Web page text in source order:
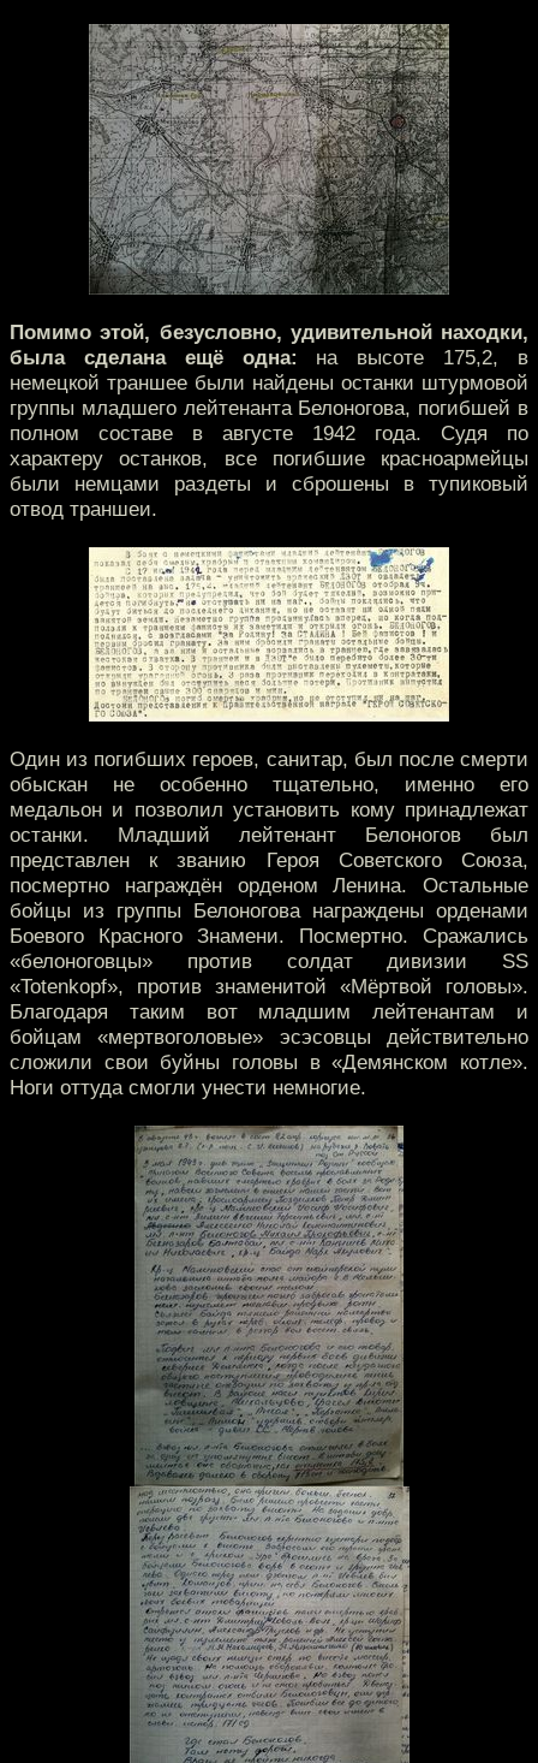
Помимо этой, безусловно, удивительной находки,
была сделана ещё одна: на высоте 175,2, в
немецкой траншее были найдены останки штурмовой
группы младшего лейтенанта Белоногова, погибшей в
полном составе в августе 1942 года. Судя по
характеру останков, все погибшие красноармейцы
были немцами раздеты и сброшены в тупиковый
отвод траншеи.
Один из погибших героев, санитар, был после смерти
обыскан не особенно тщательно, именно его
медальон и позволил установить кому принадлежат
останки. Младший лейтенант Белоногов был
представлен к званию Героя Советского Союза,
посмертно награждён орденом Ленина. Остальные
бойцы из группы Белоногова награждены орденами
Боевого Красного Знамени. Посмертно. Сражались
«белоноговцы» против солдат дивизии SS
«Totenkopf», против знаменитой «Мёртвой головы».
Благодаря таким вот младшим лейтенантам и
бойцам «мертвоголовые» эсэсовцы действительно
сложили свои буйны головы в «Демянском котле».
Ноги оттуда смогли унести немногие.